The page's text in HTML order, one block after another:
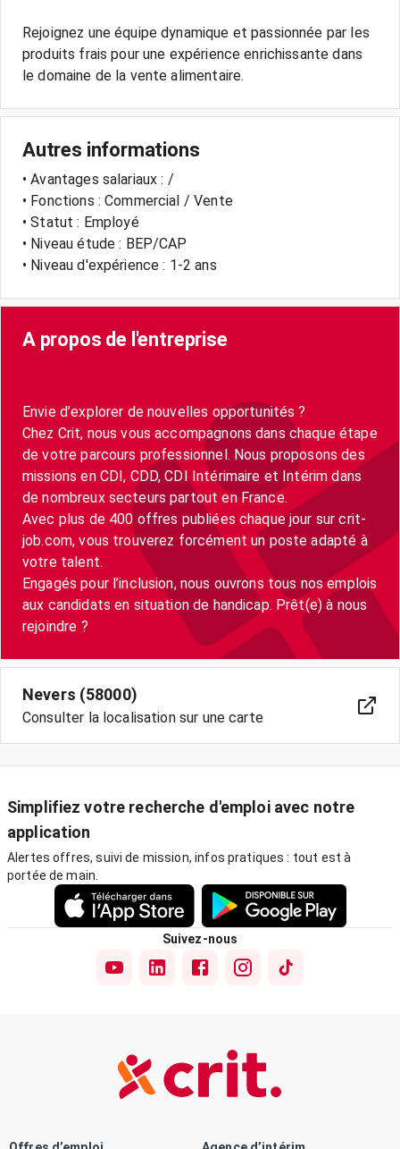
Rejoignez une équipe dynamique et passionnée par les
produits frais pour une expérience enrichissante dans
Autres informations
• Avantages salariaux : /
• Fonctions : Commercial / Vente
• Statut : Employé
• Niveau étude : BEP/CAP
• Niveau d'expérience : 1-2 ans
A propos de l'entreprise
Envie d’explorer de nouvelles opportunités ?
Chez Crit, nous vous accompagnons dans chaque étape
de votre parcours professionnel. Nous proposons des
missions en CDI, CDD, CDI Intérimaire et Intérim dans
de nombreux secteurs partout en France.
Avec plus de 400 offres publiées chaque jour sur crit-
job.com, vous trouverez forcément un poste adapté à
votre talent.
Engagés pour l’inclusion, nous ouvrons tous nos emplois
aux candidats en situation de handicap. Prêt(e) à nous
Nevers (58000)
Consulter la localisation sur une carte
Simplifiez votre recherche d'emploi avec notre
application
Alertes offres, suivi de mission, infos pratiques : tout est à
portée de main.
Suivez-nous